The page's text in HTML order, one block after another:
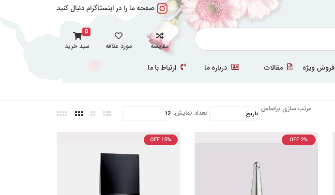
صفحه ما را در اینستاگرام دنبال کنید
مقایسه مورد علاقه
0
سبد خرید
فروش ویژه مقالات درباره ما ارتباط با ما
مرتب سازی براساس
:
تعداد نمایش:
OFF 2%
OFF 15%